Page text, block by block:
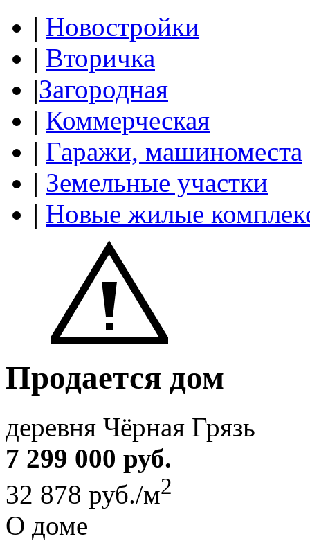
| Новостройки
| Вторичка
|Загородная
| Коммерческая
| Гаражи, машиноместа
| Земельные участки
| Новые жилые
Продается дом
деревня Чёрная Грязь
7 299 000 руб.
32 878 руб./м2
О доме